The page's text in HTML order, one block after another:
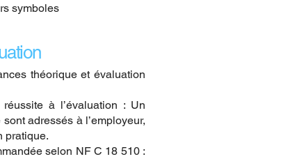
symboles
théorique et évaluation
à l’évaluation : Un
adressés à l’employeur,
pratique.
selon NF C 18 510 :